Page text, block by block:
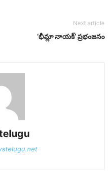
Next article
‘భీమ్లా నాయక్‌’ ప్రభంజనం